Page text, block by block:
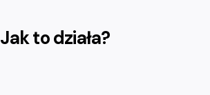
Jak to działa?